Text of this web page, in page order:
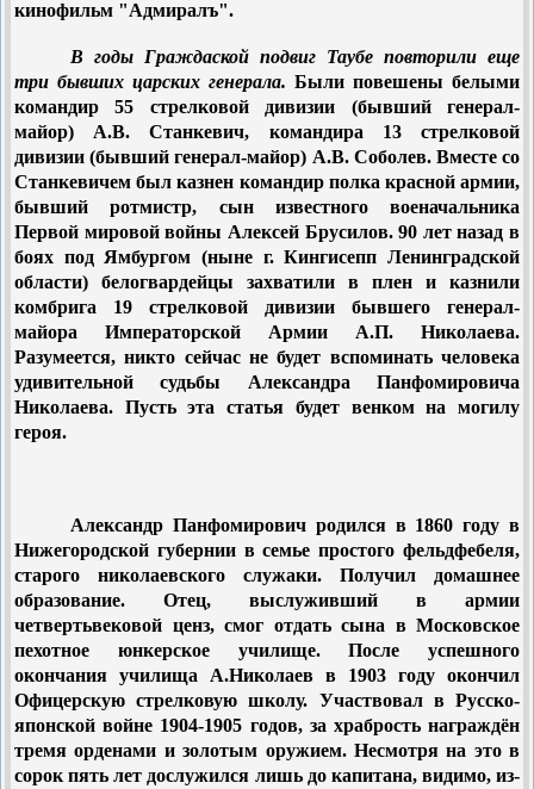
кинофильм "Адмиралъ".
В годы Граждаской подвиг Таубе повторили еще
три бывших царских генерала. Были повешены белыми
командир 55 стрелковой дивизии (бывший генерал-
майор) А.В. Станкевич, командира 13 стрелковой
дивизии (бывший генерал-майор) А.В. Соболев. Вместе со
Станкевичем был казнен командир полка красной армии,
бывший ротмистр, сын известного военачальника
Первой мировой войны Алексей Брусилов. 90 лет назад в
боях под Ямбургом (ныне г. Кингисепп Ленинградской
области) белогвардейцы захватили в плен и казнили
комбрига 19 стрелковой дивизии бывшего генерал-
майора Императорской Армии А.П. Николаева.
Разумеется, никто сейчас не будет вспоминать человека
удивительной судьбы Александра Панфомировича
Николаева. Пусть эта статья будет венком на могилу
героя.
Александр Панфомирович родился в 1860 году в
Нижегородской губернии в семье простого фельдфебеля,
старого николаевского служаки. Получил домашнее
образование. Отец, выслуживший в армии
четвертьвековой ценз, смог отдать сына в Московское
пехотное юнкерское училище. После успешного
окончания училища А.Николаев в 1903 году окончил
Офицерскую стрелковую школу. Участвовал в Русско-
японской войне 1904-1905 годов, за храбрость награждён
тремя орденами и золотым оружием. Несмотря на это в
сорок пять лет дослужился лишь до капитана, видимо, из-